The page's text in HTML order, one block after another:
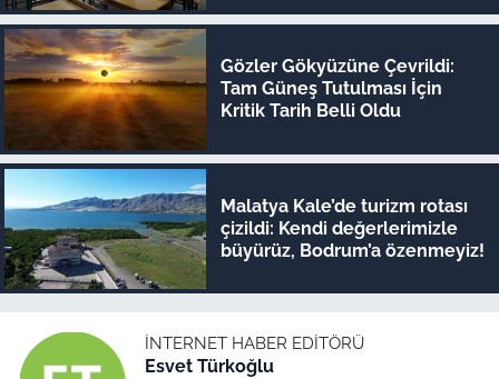
Gözler Gökyüzüne Çevrildi:
Tam Güneş Tutulması İçin
Kritik Tarih Belli Oldu
Malatya Kale’de turizm rotası
çizildi: Kendi değerlerimizle
büyürüz, Bodrum’a özenmeyiz!
İNTERNET HABER EDITÖRÜ
Esvet Türkoğlu